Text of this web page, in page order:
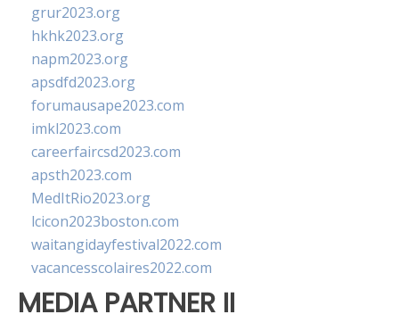
grur2023.org
hkhk2023.org
napm2023.org
apsdfd2023.org
forumausape2023.com
imkl2023.com
careerfaircsd2023.com
apsth2023.com
MedItRio2023.org
lcicon2023boston.com
waitangidayfestival2022.com
vacancesscolaires2022.com
MEDIA PARTNER II